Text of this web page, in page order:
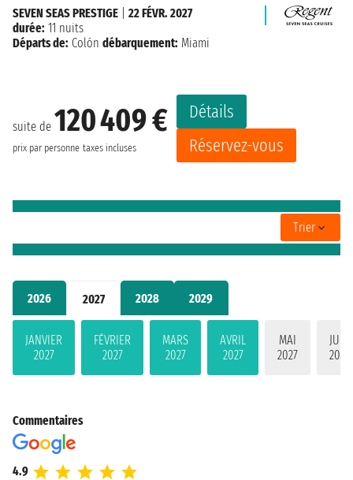
2026 2027 2028 2029
JANVIER
2027
FÉVRIER
2027
MARS
2027
AVRIL
2027
MAI
2027
JUIN
2027
suite de 120 409 €
prix par personne taxes incluses
Détails
Réservez-vous
SEVEN SEAS PRESTIGE
22 FÉVR. 2027
durée: 11 nuits
Départs de: Colón débarquement: Miami
Trier
Commentaires
4.9